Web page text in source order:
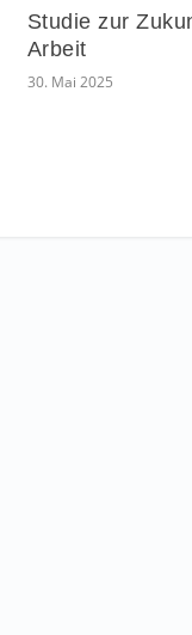
Studie zur
Arbeit
30. Mai 2025